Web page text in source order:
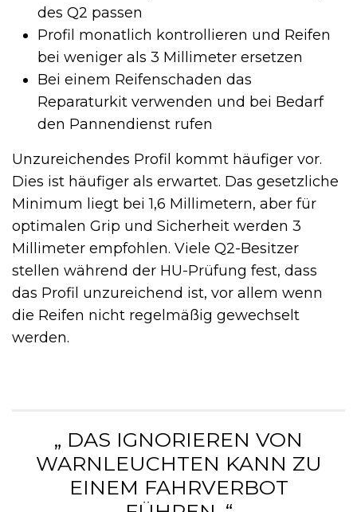
des Q2 passen
Profil monatlich kontrollieren und Reifen
bei weniger als 3 Millimeter ersetzen
Bei einem Reifenschaden das
Reparaturkit verwenden und bei Bedarf
den Pannendienst rufen
Unzureichendes Profil kommt häufiger vor.
Dies ist häufiger als erwartet. Das gesetzliche
Minimum liegt bei 1,6 Millimetern, aber für
optimalen Grip und Sicherheit werden 3
Millimeter empfohlen. Viele Q2-Besitzer
stellen während der HU-Prüfung fest, dass
das Profil unzureichend ist, vor allem wenn
die Reifen nicht regelmäßig gewechselt
werden.
„ DAS IGNORIEREN VON
WARNLEUCHTEN KANN ZU
EINEM FAHRVERBOT